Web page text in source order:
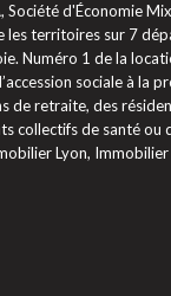
Société d'Économie
les territoires sur 7
Numéro 1 de la
sociale à la
de retraite, des
collectifs de santé ou
Lyon,
avec les